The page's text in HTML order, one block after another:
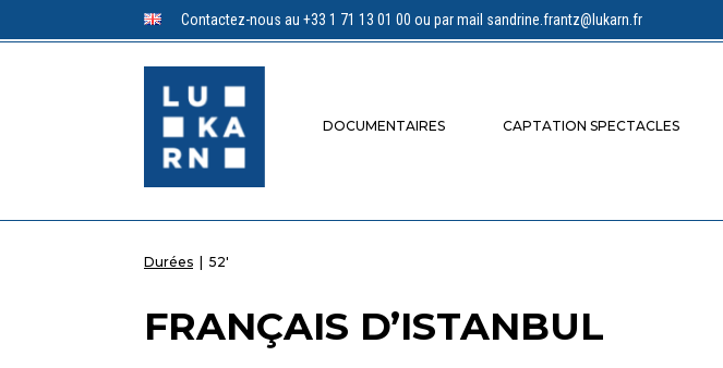
Contactez-nous au +33 1 71 13 01 00 ou par mail sandrine.frantz@lukarn.fr
DOCUMENTAIRES CAPTATION SPECTACLES
Durées | 52'
FRANÇAIS D’ISTANBUL